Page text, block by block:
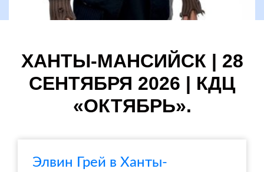
ХАНТЫ-МАНСИЙСК | 28
СЕНТЯБРЯ 2026 | КДЦ
«ОКТЯБРЬ».
Элвин Грей в Ханты-